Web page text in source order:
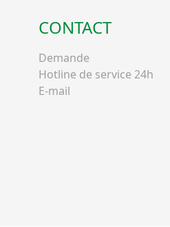
CONTACT
Demande
Hotline de service 24h
E-mail